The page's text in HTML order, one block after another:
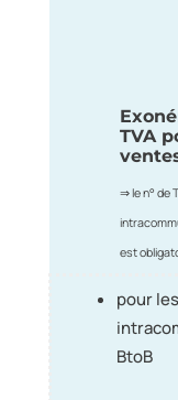
TVA
⇒ le n° de
est
pour
BtoB